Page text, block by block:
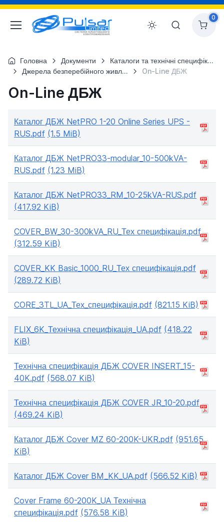
0
Головна Документи
Каталоги та технічні специфікації
Джерела безперебійного живлення (файли)
On-Line ДБЖ
On-Line ДБЖ
Каталог ДБЖ NetPRO 1-20 Online Series UPS -
RUS.pdf (1.5 MiB)
Каталог ДБЖ NetPRO33-modular_10-500kVA-
RUS.pdf (1.23 MiB)
Каталог ДБЖ NetPRO33_RM_10-25kVA-RUS.pdf
(417.92 KiB)
COVER_BW_30-300kVA_RU_Тех специфікація.pdf
(312.59 KiB)
COVER_KK Basic_1000_RU_Тех специфікація.pdf
(289.72 KiB)
CORE_3TL_UA_Тех_специфікація.pdf (821.15 KiB)
FLIX_6K_Технічна специфікація_UA.pdf (418.22
KiB)
Технічна специфікація ДБЖ COVER INSERT_15-
40K.pdf (568.07 KiB)
Технічна специфікація ДБЖ COVER JR_10-20.pdf
(469.24 KiB)
Каталог ДБЖ Cover MZ 60-200K-UKR.pdf (951.65
KiB)
Каталог ДБЖ Cover BM_KK_UA.pdf (566.52 KiB)
Cover Frame 60-200K_UA Технічна
специфікація.pdf (576.58 KiB)